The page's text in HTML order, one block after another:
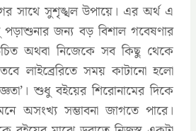
সাথে সুশৃঙ্খল উপায়ে। এর অর্থ এ
জন্য বড় বিশাল গবেষণার
উচিত অথবা নিজেকে সব কিছু থেকে
লাইব্রেরিতে সময় কাটানো হলো
শুধু বইয়ের শিরোনামের দিকে
অসংখ্য সম্ভাবনা জাগতে পারে।